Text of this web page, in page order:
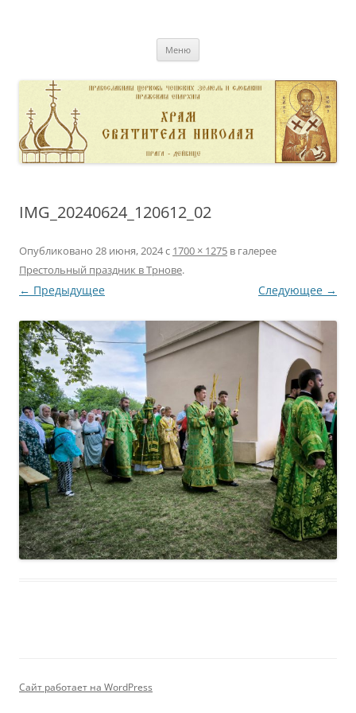
Меню
IMG_20240624_120612_02
Опубликовано 28 июня, 2024с 1700 × 1275 в галерее
Престольный праздник в Трнове.
← Предыдущее Следующее →
Сайт работает на WordPress